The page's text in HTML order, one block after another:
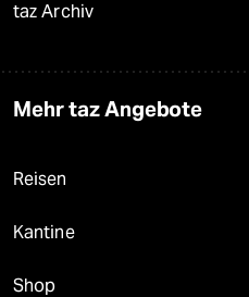
taz Archiv
Mehr taz Angebote
Reisen
Kantine
Shop